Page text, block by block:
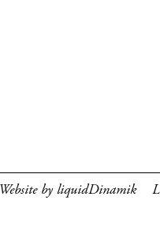
Website by liquidDinamik